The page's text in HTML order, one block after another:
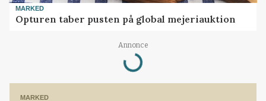
MARKED
Opturen taber pusten på global mejeriauktion
Annonce
Loading...
MARKED